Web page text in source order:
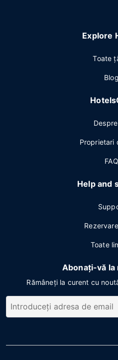
Explore
Toate
Blog
Proprietari
FAQ
Help and
Toate
Abonați-vă
Rămâneți la curent cu